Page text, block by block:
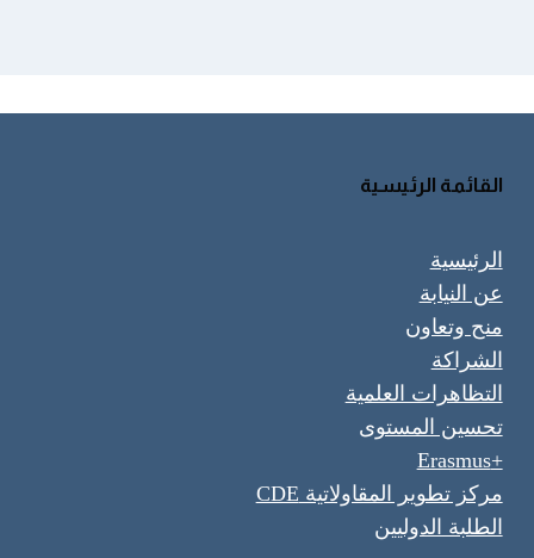
القائمة الرئيسية
الرئيسية
عن النيابة
منح وتعاون
الشراكة
التظاهرات العلمية
تحسين المستوى
+Erasmus
مركز تطوير المقاولاتية CDE
الطلبة الدوليين